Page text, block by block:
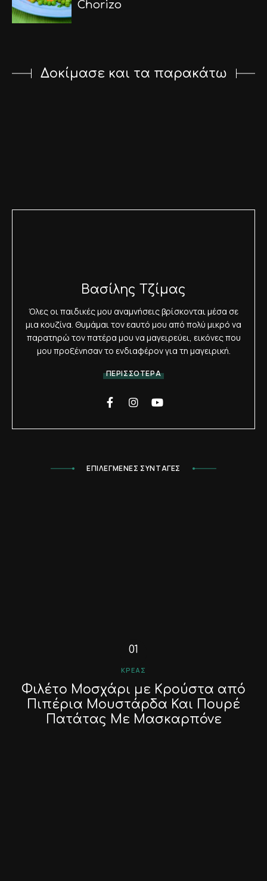
Chorizo
Δοκίμασε και τα παρακάτω
Βασίλης Τζίμας
Όλες οι παιδικές μου αναμνήσεις βρίσκονται μέσα σε
μια κουζίνα. Θυμάμαι τον εαυτό μου από πολύ μικρό να
παρατηρώ τον πατέρα μου να μαγειρεύει, εικόνες που
μου προξένησαν το ενδιαφέρον για τη μαγειρική.
ΠΕΡΙΣΣΟΤΕΡΑ
ΕΠΙΛΕΓΜΕΝΕΣ ΣΥΝΤΑΓΕΣ
ΚΡΈΑΣ
Φιλέτο Μοσχάρι με Κρούστα από
Πιπέρια Μουστάρδα Και Πουρέ
Πατάτας Με Μασκαρπόνε